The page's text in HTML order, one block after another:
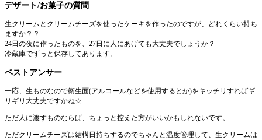
デザート/お菓子の質問
生クリームとクリームチーズを使ったケーキを作ったのですが、どれくらい持ち
ますか？？
24日の夜に作ったものを、27日に人にあげても大丈夫でしょうか？
冷蔵庫でずっと保存してあります。
ベストアンサー
一応、生ものなので衛生面(アルコールなどを使用するとか)をキッチリすればギ
リギリ大丈夫ですかね☆
ただ人に渡すものならば、ちょっと控えた方がいいかもしれないです。
ただクリームチーズは結構日持ちするのでちゃんと温度管理して、生クリームは